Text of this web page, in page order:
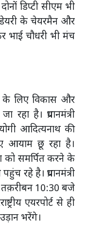
डिप्टी सीएम भी
के चेयरमैन और
भाई चौधरी भी मंच
के लिए विकास और
रहा है। प्रधानमंत्री
आदित्यनाथ की
आयाम छू रहा है।
को समर्पित करने के
रहे है। प्रधानमंत्री
तक़रीबन 10:30 बजे
एयरपोर्ट से ही
भरेंगे।